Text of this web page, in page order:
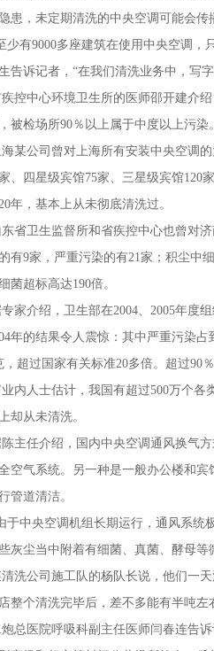
患，未定期清洗的中央空调可能会传
少有9000多座建筑在使用中央空调
告诉记者，“在我们清洗业务中，写
控中心环境卫生所的医师邵开建介
被检场所90％以上属于中度以上污染。
海某公司曾对上海所有安装中央空调
、四星级宾馆75家、三星级宾馆120
年，基本上从未彻底清洗过。
东省卫生监督所和省疾控中心也曾对
有9家，严重污染的有21家；积尘中
菌超标高达190倍。
家介绍，卫生部在2004、2005年度
年的结果令人震惊：其中严重污染
，超过国家有关标准20多倍。超过90
内人士估计，我国有超过500万个各
却从未清洗。
主任介绍，国内中央空调通风换气
空气系统。另一种是一般办公楼和
管道清洁。
于中央空调机组长期运行，通风系统
灰尘当中附着有细菌、真菌、酵母等
洗公司施工队的杨队长说，他们一
整个清洗完毕后，差不多能有半吨左
炮总医院呼吸科副主任医师闫春连告